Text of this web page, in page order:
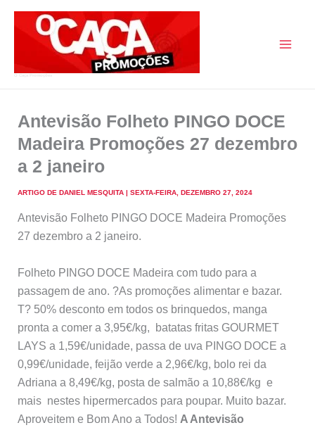
Antevisão Folheto PINGO DOCE
Madeira Promoções 27 dezembro
a 2 janeiro
ARTIGO DE DANIEL MESQUITA | SEXTA-FEIRA, DEZEMBRO 27, 2024
Antevisão Folheto PINGO DOCE Madeira Promoções
27 dezembro a 2 janeiro.
Folheto PINGO DOCE Madeira com tudo para a
passagem de ano. ?As promoções alimentar e bazar.
T? 50% desconto em todos os brinquedos, manga
pronta a comer a 3,95€/kg, batatas fritas GOURMET
LAYS a 1,59€/unidade, passa de uva PINGO DOCE a
0,99€/unidade, feijão verde a 2,96€/kg, bolo rei da
Adriana a 8,49€/kg, posta de salmão a 10,88€/kg e
mais nestes hipermercados para poupar. Muito bazar.
Aproveitem e Bom Ano a Todos! A Antevisão